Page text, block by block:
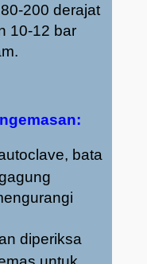
200 derajat
10-12 bar
bata
diperiksa